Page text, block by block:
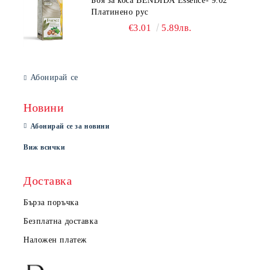
Платинено рус
€3.01 5.89лв.
Абонирай се
Новини
Абонирай се за новини
Виж всички
Доставка
Бърза поръчка
Безплатна доставка
Наложен платеж